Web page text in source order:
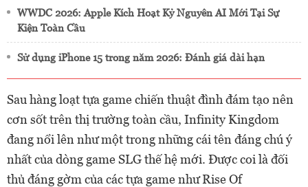
WWDC 2026: Apple Kích Hoạt Kỷ Nguyên AI Mới Tại Sự
Kiện Toàn Cầu
Sử dụng iPhone 15 trong năm 2026: Đánh giá dài hạn
Sau hàng loạt tựa game chiến thuật đình đám tạo nên
cơn sốt trên thị trường toàn cầu, Infinity Kingdom
đang nổi lên như một trong những cái tên đáng chú ý
nhất của dòng game SLG thế hệ mới. Được coi là đối
thủ đáng gờm của các tựa game như Rise Of